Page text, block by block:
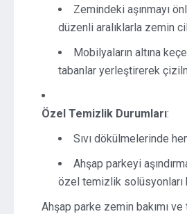
Zemindeki aşınmayı
düzenli aralıklarla zemin
Mobilyaların altına
tabanlar yerleştirerek
Özel Temizlik Durumları:
Sıvı dökülmelerinde
Ahşap parkeyi
özel temizlik solüsyonları
Ahşap parke zemin bakımı